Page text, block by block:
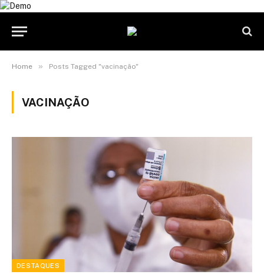
Home » Posts Tagged "vacinação"
VACINAÇÃO
DESTAQUES